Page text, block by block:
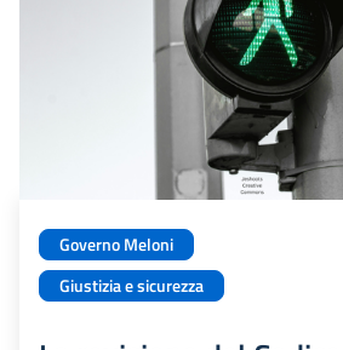
Governo Meloni
Giustizia e sicurezza